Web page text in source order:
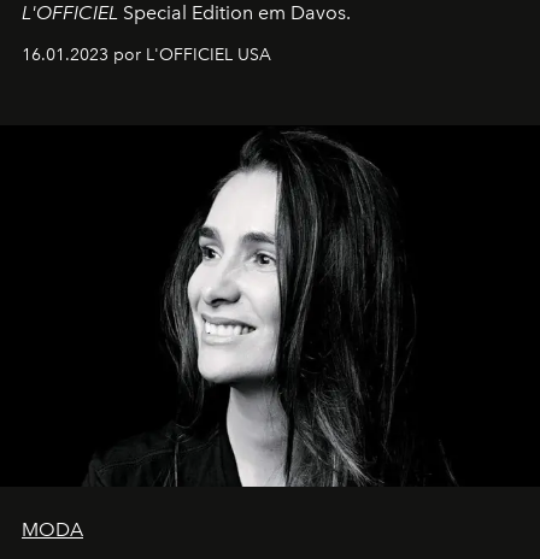
L'OFFICIEL Special Edition em Davos.
16.01.2023 por L'OFFICIEL USA
MODA